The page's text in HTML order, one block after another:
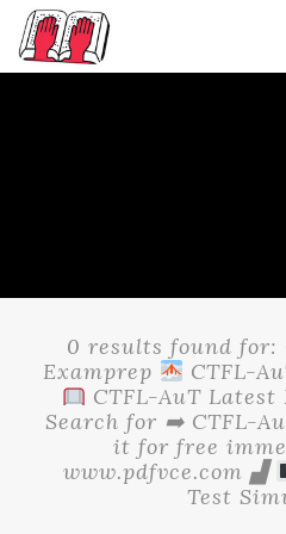
0 results found for:
Examprep
CTFL-
CTFL-AuT
Search for ➡ CTFL-
it for free
www.pdfvce.com ▟
Test